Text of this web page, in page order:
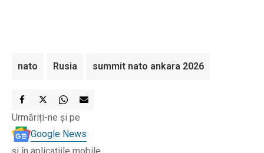
nato Rusia summit nato ankara 2026
Urmăriți-ne și pe
Google News
și în aplicațiile mobile